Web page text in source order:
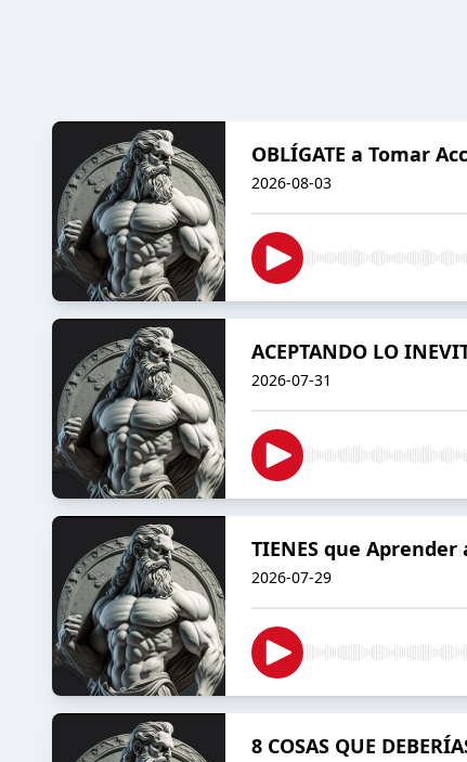
OBLÍGATE a Tomar
2026-08-03
ACEPTANDO LO
2026-07-31
TIENES que Aprender
2026-07-29
8 COSAS QUE